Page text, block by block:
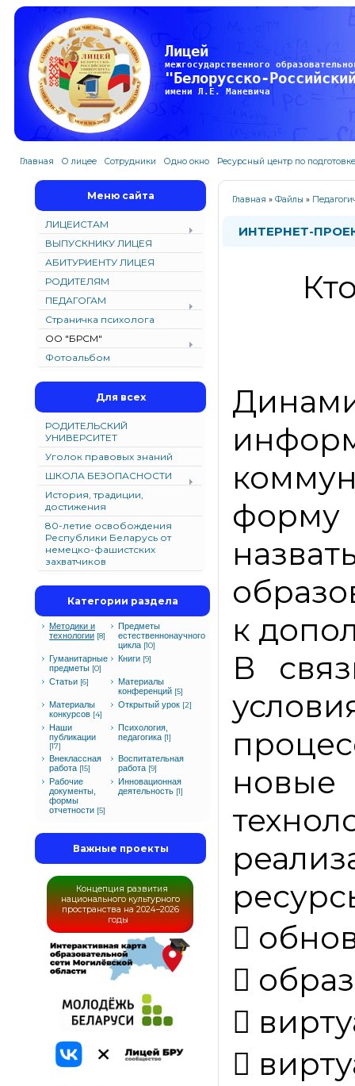
Лицей
межгосударственного
"Белорусско-
имени Л.Е. Маневича
Главная О лицее Сотрудники Одно окно Ресурсный центр по
Меню сайта
ЛИЦЕИСТАМ
ВЫПУСКНИКУ ЛИЦЕЯ
АБИТУРИЕНТУ ЛИЦЕЯ
РОДИТЕЛЯМ
ПЕДАГОГАМ
Страничка психолога
ОО "БРСМ"
Фотоальбом
Для всех
РОДИТЕЛЬСКИЙ
УНИВЕРСИТЕТ
Уголок правовых знаний
ШКОЛА БЕЗОПАСНОСТИ
История, традиции,
достижения
80-летие освобождения
Республики Беларусь от
немецко-фашистских
захватчиков
Категории раздела
Методики и
технологии [8]
Предметы
естественнонаучного
цикла [10]
Гуманитарные
предметы [0]
Книги [9]
Статьи [6]
Материалы
конференций [5]
Материалы
конкурсов [4]
Открытый урок [2]
Наши
публикации
[17]
Психология,
педагогика [1]
Внеклассная
работа [15]
Воспитательная
работа [9]
Рабочие
документы,
формы
отчетности [5]
Инновационная
деятельность [1]
Важные проекты
Концепция развития
национального культурного
пространства на 2024–2026
годы
Главная » Файлы »
ИНТЕРНЕТ-
форму
к
В



